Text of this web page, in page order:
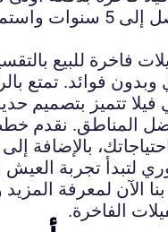
وبتقسيط يصل إلى 5
فاخرة للبيع
فوائد. تمتع
فيلا تتميز بتصميم
المناطق. نقدم
بالإضافة
لتبدأ تجربة العيش
الآن لمعرفة
الفاخرة.